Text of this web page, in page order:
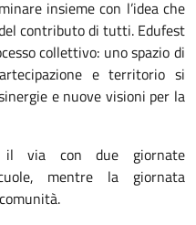
insieme con l’idea che
contributo di tutti. Edufest
collettivo: uno spazio di
e territorio si
e nuove visioni per la
il via con due giornate
mentre la giornata